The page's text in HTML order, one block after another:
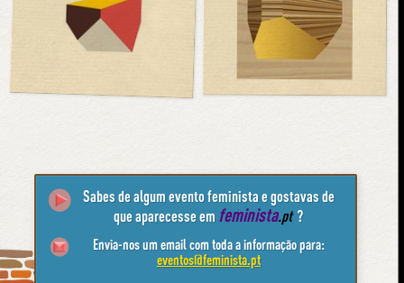
Sabes de algum evento feminista e gostavas de
que aparecesse em feminista.pt ?
Envia-nos um email com toda a informação para:
eventos@feminista.pt